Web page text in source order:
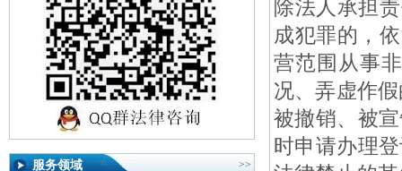
服务领域 >>
除法人承担
成犯罪的，
营范围从事
况、弄虚作
被撤销、被
时申请办理